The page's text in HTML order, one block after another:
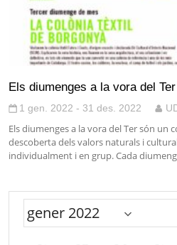
Els diumenges a la vora del Ter
1 gen. 2022 - 31 des. 2022
Els diumenges a la vora del Ter són un
descoberta dels valors naturals i
individualment i en grup. Cada